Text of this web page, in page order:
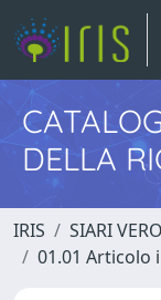
DELLA
IRIS SIARI
01.01 Articolo